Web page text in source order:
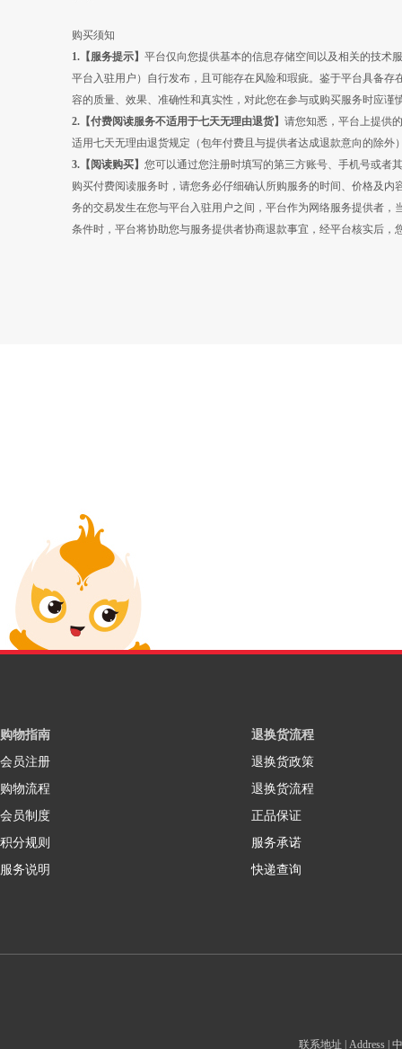
购买须知
1.【服务提示】 平台仅向您提供基本的信息存储空间以及相关的技术
平台入驻用户）自行发布，且可能存在风险和瑕疵。鉴于平台具备
容的质量、效果、准确性和真实性，对此您在参与或购买服务时应谨
2.【付费阅读服务不适用于七天无理由退货】 请您知悉，平台上提供
适用七天无理由退货规定（包年付费且与提供者达成退款意向的除外
3.【阅读购买】 您可以通过您注册时填写的第三方账号、手机号或者
购买付费阅读服务时，请您务必仔细确认所购服务的时间、价格及
务的交易发生在您与平台入驻用户之间，平台作为网络服务提供者
条件时，平台将协助您与服务提供者协商退款事宜，经平台核实后，
购物指南
会员注册
购物流程
会员制度
积分规则
服务说明
退换货流程
退换货政策
退换货流程
正品保证
服务承诺
快递查询
联系地址 | Address |